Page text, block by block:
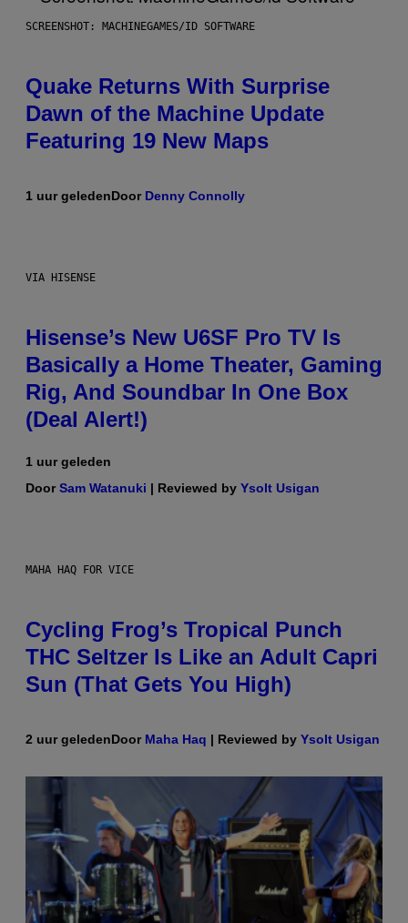
SCREENSHOT: MACHINEGAMES/ID SOFTWARE
Quake Returns With Surprise
Dawn of the Machine Update
Featuring 19 New Maps
1 uur geledenDoor Denny Connolly
VIA HISENSE
Hisense’s New U6SF Pro TV Is
Basically a Home Theater, Gaming
Rig, And Soundbar In One Box
(Deal Alert!)
1 uur geleden
DoorSam Watanuki | Reviewed by Ysolt Usigan
MAHA HAQ FOR VICE
Cycling Frog’s Tropical Punch
THC Seltzer Is Like an Adult Capri
Sun (That Gets You High)
2 uur geledenDoor Maha Haq | Reviewed by Ysolt Usigan